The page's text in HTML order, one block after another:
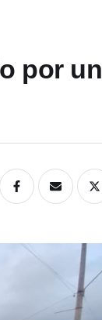
por un